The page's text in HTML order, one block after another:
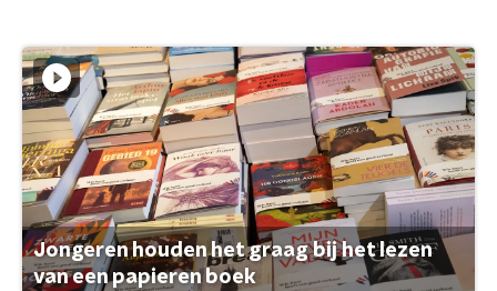
Jongeren houden het graag bij het lezen
van een papieren boek